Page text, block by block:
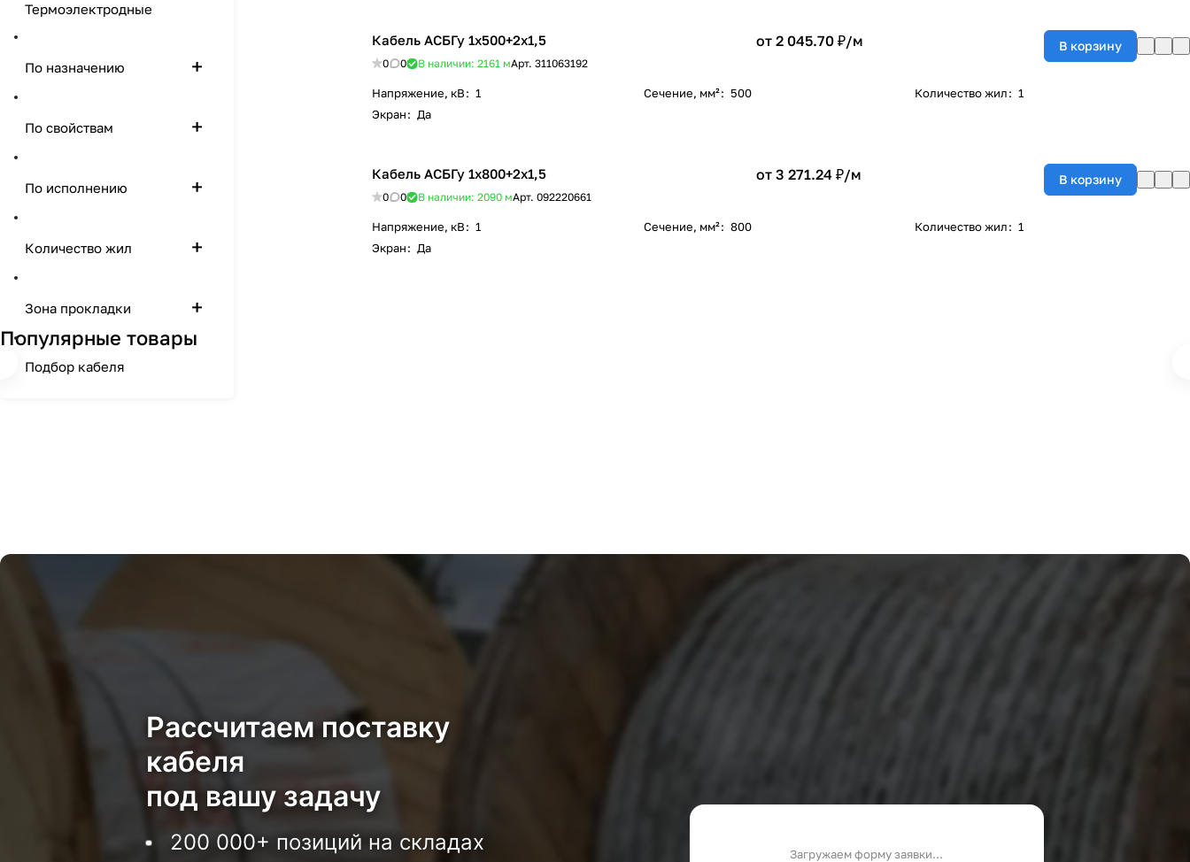
Кабель АСБГу 1х500+2х1,5
0 0 В наличии: 2161 мАрт. 311063192
от 2 045.70 ₽/м В корзину
Напряжение, кВ: 1 Сечение, мм²: 500 Количество жил: 1
Экран: Да
Кабель АСБГу 1х800+2х1,5
0 0 В наличии: 2090 мАрт. 092220661
от 3 271.24 ₽/м В корзину
Напряжение, кВ: 1 Сечение, мм²: 800 Количество жил: 1
Экран: Да
Популярные товары
Термоэлектродные
По назначению
По свойствам
По исполнению
Количество жил
Зона прокладки
Подбор кабеля
Рассчитаем поставку
кабеля
под вашу задачу
200 000+ позиций на складах
Загружаем форму заявки...